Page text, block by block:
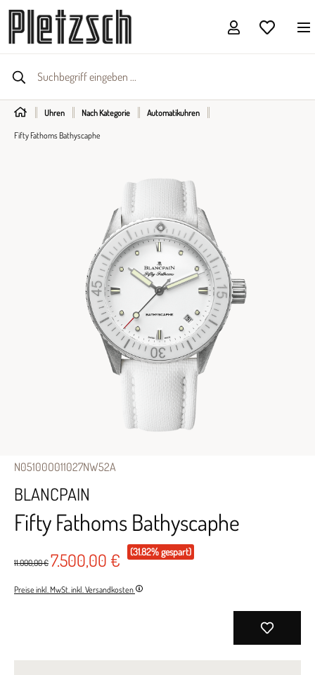
Uhren Nach Kategorie Automatikuhren
Fifty Fathoms Bathyscaphe
N05100O011027NW52A
BLANCPAIN
Fifty Fathoms Bathyscaphe
11.000,00 € 7.500,00 € (31.82% gespart)
Preise inkl. MwSt. inkl. Versandkosten